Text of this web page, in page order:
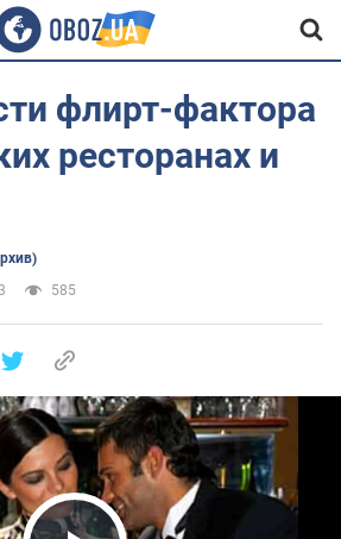
флирт-фактора
ресторанах и
585